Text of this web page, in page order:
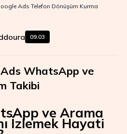
Ads Telefon Dönüşüm Kurma
09.03
WhatsApp ve
Takibi
ve Arama
İzlemek Hayati